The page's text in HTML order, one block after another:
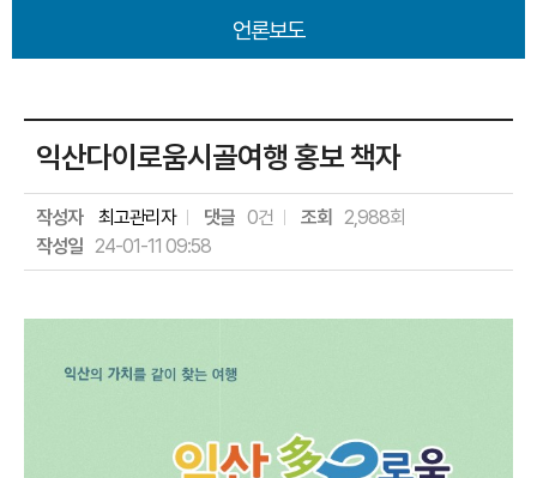
언론보도
익산다이로움시골여행 홍보 책자
작성자 최고관리자 댓글 0건 조회
2,988회
작성일 24-01-11 09:58